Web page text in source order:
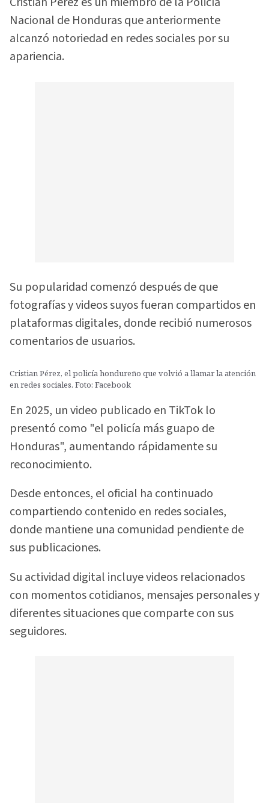
Nacional de Honduras que anteriormente
alcanzó notoriedad en redes sociales por su
apariencia.
Su popularidad comenzó después de que
fotografías y videos suyos fueran compartidos en
plataformas digitales, donde recibió numerosos
comentarios de usuarios.
Cristian Pérez, el policía hondureño que volvió a llamar la atención
en redes sociales. Foto: Facebook
En 2025, un video publicado en TikTok lo
presentó como "el policía más guapo de
Honduras", aumentando rápidamente su
reconocimiento.
Desde entonces, el oficial ha continuado
compartiendo contenido en redes sociales,
donde mantiene una comunidad pendiente de
sus publicaciones.
Su actividad digital incluye videos relacionados
con momentos cotidianos, mensajes personales y
diferentes situaciones que comparte con sus
seguidores.